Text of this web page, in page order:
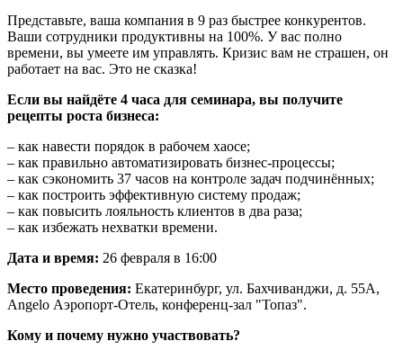
Представьте, ваша компания в 9 раз быстрее конкурентов.
Ваши сотрудники продуктивны на 100%. У вас полно
времени, вы умеете им управлять. Кризис вам не страшен, он
работает на вас. Это не сказка!
Если вы найдёте 4 часа для семинара, вы получите
рецепты роста бизнеса:
– как навести порядок в рабочем хаосе;
– как правильно автоматизировать бизнес-процессы;
– как сэкономить 37 часов на контроле задач подчинённых;
– как построить эффективную систему продаж;
– как повысить лояльность клиентов в два раза;
– как избежать нехватки времени.
Дата и время: 26 февраля в 16:00
Место проведения: Екатеринбург, ул. Бахчиванджи, д. 55А,
Angelo Аэропорт-Отель, конференц-зал "Топаз".
Кому и почему нужно участвовать?